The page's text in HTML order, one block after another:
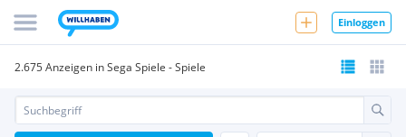
Einloggen
2.675 Anzeigen in Sega Spiele - Spiele